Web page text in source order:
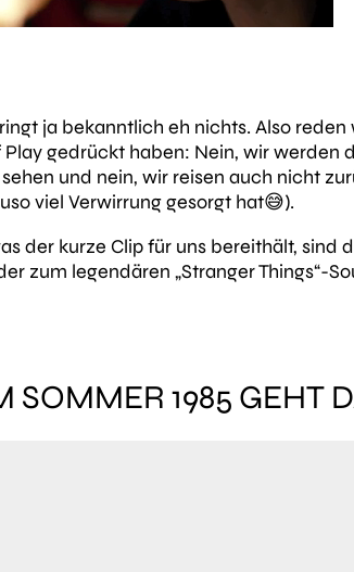
ja bekanntlich eh nichts. Also
gedrückt haben: Nein, wir werden
und nein, wir reisen auch nicht
viel Verwirrung gesorgt hat😅).
der kurze Clip für uns bereithält, sind
zum legendären „Stranger Things“-
SOMMER 1985 GEHT